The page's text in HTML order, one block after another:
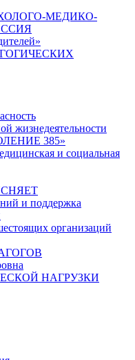
МЕДИКО-
жизнедеятельности
385»
и социальная
и поддержка
организаций
НАГРУЗКИ